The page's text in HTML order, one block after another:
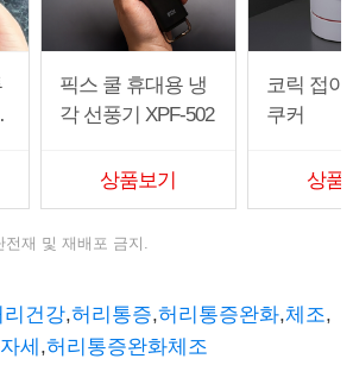
픽스 쿨 휴대용 냉
각 선풍기 XPF-502
상품보기
코릭 접이
쿠커
상품
재 및 재배포 금지.
리건강,허리통증,허리통증완화,체조,
세 ,허리통증완화체조